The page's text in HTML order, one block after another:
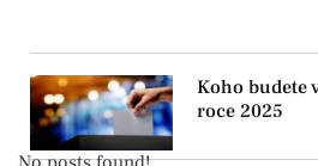
Koho budete
roce 2025